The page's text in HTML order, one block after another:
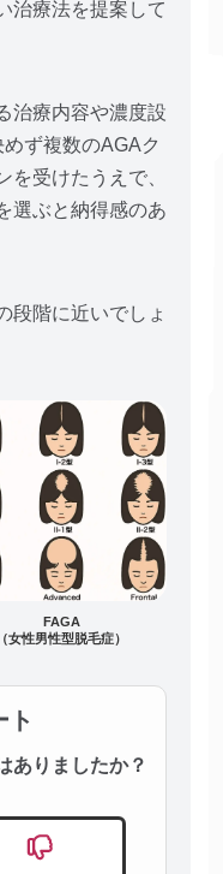
治療法を提案して
治療内容や濃度設
ず複数のAGAク
を受けたうえで、
選ぶと納得感のあ
段階に近いでしょ
FAGA
（女性男性型脱毛症）
ト
ありましたか？